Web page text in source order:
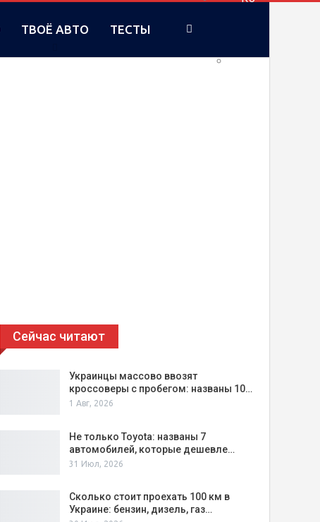
UA
ТВОЁ АВТО ТЕСТЫ
Сейчас читают
Украинцы массово ввозят
кроссоверы с пробегом: названы 10…
1 Авг, 2026
Не только Toyota: названы 7
автомобилей, которые дешевле…
31 Июл, 2026
Сколько стоит проехать 100 км в
Украине: бензин, дизель, газ…